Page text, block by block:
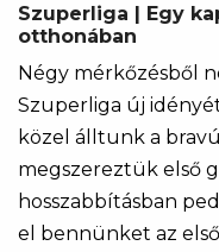
Szuperliga | Egy
otthonában
Négy mérkőzésből
Szuperliga új
közel álltunk a
megszereztük első
hosszabbításban
el bennünket az